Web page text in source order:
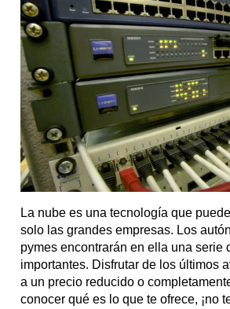
La nube es una tecnología que
solo las grandes empresas. Los
pymes encontrarán en ella una serie
importantes. Disfrutar de los últimos
a un precio reducido o
conocer qué es lo que te ofrece, ¡no